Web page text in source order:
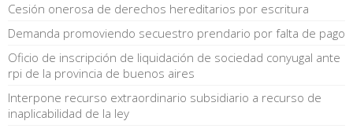
Cesión onerosa de derechos hereditarios por escritura
Demanda promoviendo secuestro prendario por falta de pago
Oficio de inscripción de liquidación de sociedad conyugal ante
rpi de la provincia de buenos aires
Interpone recurso extraordinario subsidiario a recurso de
inaplicabilidad de la ley